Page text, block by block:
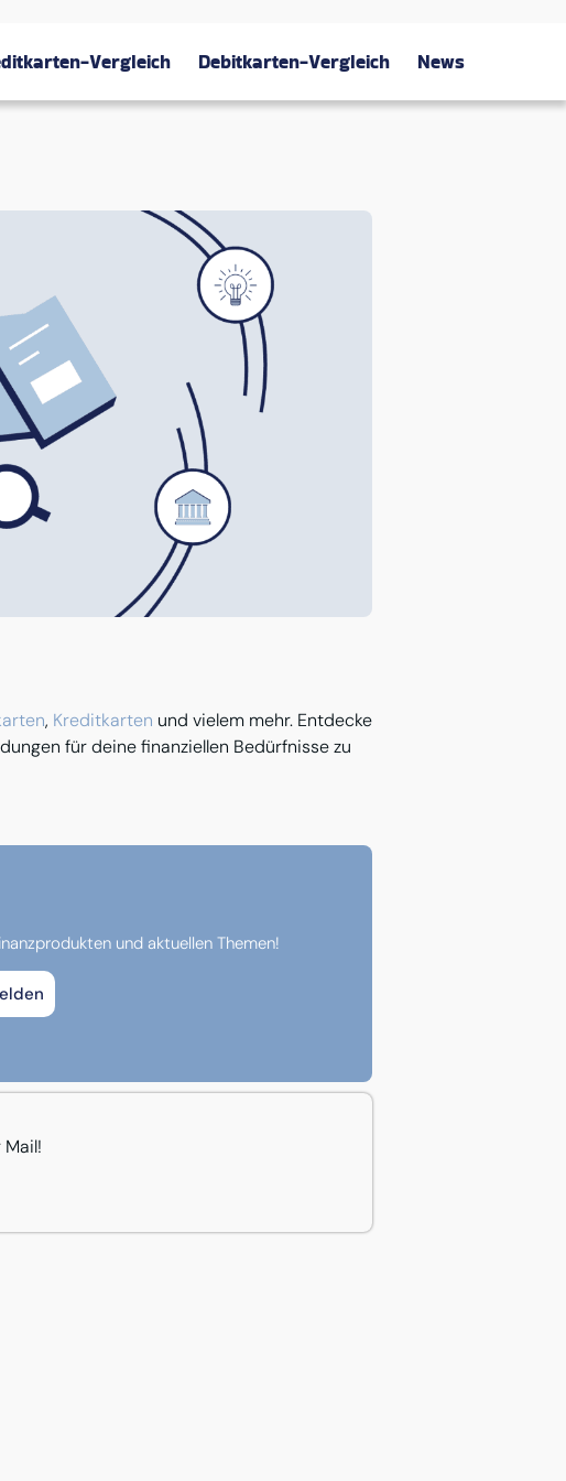
Vergleich Debitkarten-Vergleich News
, Kreditkarten und vielem mehr. Entdecke
für deine finanziellen Bedürfnisse zu
und aktuellen Themen!